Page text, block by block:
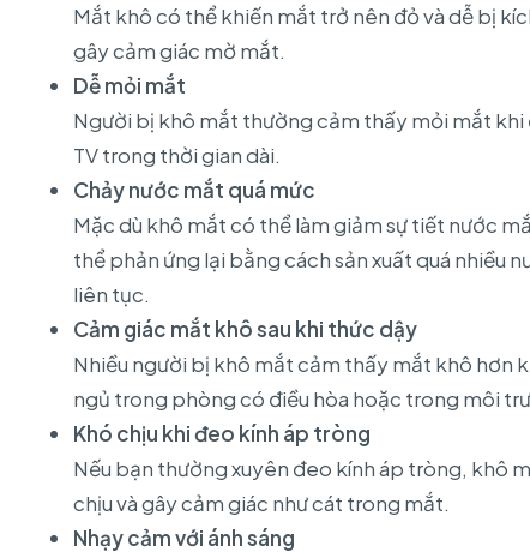
Mắt khô có thể khiến mắt trở nên đỏ và dễ bị
gây cảm giác mờ mắt.
Dễ mỏi mắt
Người bị khô mắt thường cảm thấy mỏi mắt
TV trong thời gian dài.
Chảy nước mắt quá mức
Mặc dù khô mắt có thể làm giảm sự tiết nước
thể phản ứng lại bằng cách sản xuất quá nhiều
liên tục.
Cảm giác mắt khô sau khi thức dậy
Nhiều người bị khô mắt cảm thấy mắt khô hơn
ngủ trong phòng có điều hòa hoặc trong môi
Khó chịu khi đeo kính áp tròng
Nếu bạn thường xuyên đeo kính áp tròng, khô
chịu và gây cảm giác như cát trong mắt.
Nhạy cảm với ánh sáng